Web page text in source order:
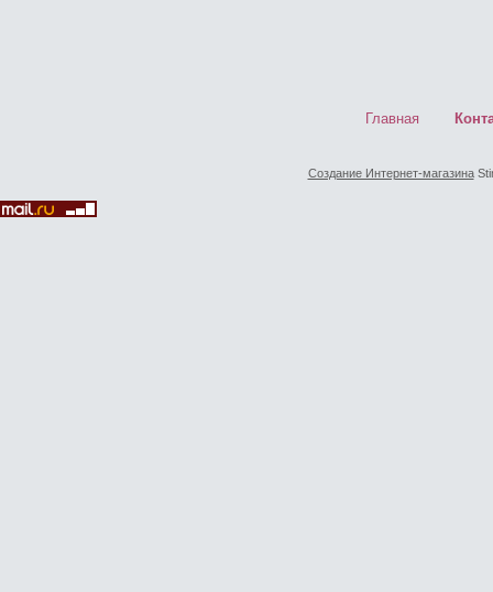
Главная
Создание Интернет-магазина